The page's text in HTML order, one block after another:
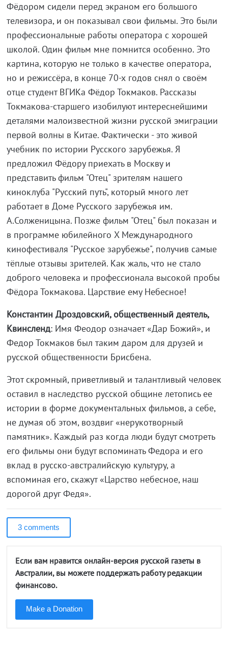
Фёдором сидели перед экраном его большого
телевизора, и он показывал свои фильмы. Это были
профессиональные работы оператора с хорошей
школой. Один фильм мне помнится особенно. Это
картина, которую не только в качестве оператора,
но и режиссёра, в конце 70-х годов снял о своём
отце студент ВГИКа Фёдор Токмаков. Рассказы
Токмакова-старшего изобилуют интереснейшими
деталями малоизвестной жизни русской эмиграции
первой волны в Китае. Фактически - это живой
учебник по истории Русского зарубежья. Я
предложил Фёдору приехать в Москву и
представить фильм "Отец" зрителям нашего
киноклуба "Русский путь", который много лет
работает в Доме Русского зарубежья им.
А.Солженицына. Позже фильм "Отец" был показан и
в программе юбилейного X Международного
кинофестиваля "Русское зарубежье", получив самые
тёплые отзывы зрителей. Как жаль, что не стало
доброго человека и профессионала высокой пробы
Фёдора Токмакова. Царствие ему Небесное!
Константин Дроздовский, общественный деятель,
Квинсленд: Имя Феодор означает «Дар Божий», и
Федор Токмаков был таким даром для друзей и
русской общественности Брисбена.
Этот скромный, приветливый и талантливый человек
оставил в наследство русской общине летопись ее
истории в форме документальных фильмов, а себе,
не думая об этом, воздвиг «нерукотворный
памятник». Каждый раз когда люди будут смотреть
его фильмы они будут вспоминать Федора и его
вклад в русско-австралийскую культуру, а
вспоминая его, скажут «Царство небесное, наш
дорогой друг Федя».
3 comments
Если вам нравится онлайн-версия русской газеты в
Австралии, вы можете поддержать работу редакции
финансово.
Make a Donation